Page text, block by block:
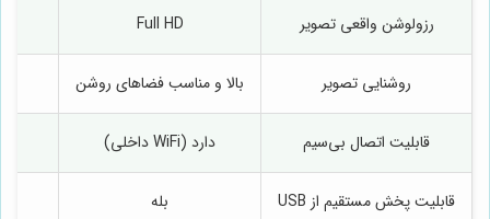
رزولوشن واقعی تصویر Full HD
روشنایی تصویر بالا و مناسب فضاهای روشن
قابلیت اتصال بی‌سیم دارد (WiFi داخلی)
قابلیت پخش مستقیم از USB بله